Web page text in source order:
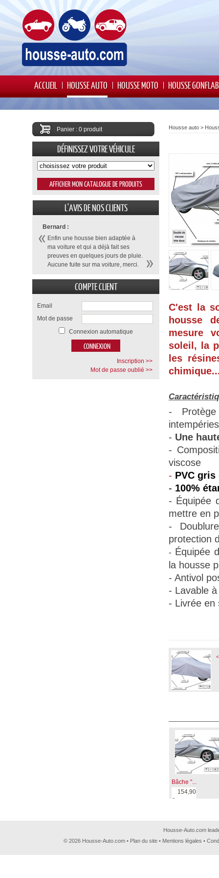
ACCUEIL HOUSSE AUTO HOUSSE MOTO HOUSSE
Housse auto >
C'est la
housse
mesure
soleil, la
les
-
- Une
-
viscose
- PVC gris
- 100%
- Équipée
mettre en
-
protection
- Équipée
la housse
- Antivol
- Lavable
- Livrée en
Bâche "...
154,90
€
Panier : 0 produit
DÉFINISSEZ VOTRE VÉHICULE
L'AVIS DE NOS CLIENTS
Bernard :
Enfin une housse bien adaptée à
ma voiture et qui a déjà fait ses
preuves en quelques jours de pluie.
Aucune fuite sur ma voiture, merci.
COMPTE CLIENT
Email
Mot de passe
Connexion automatique
Inscription >>
Mot de passe oublié >>
Housse-Auto.com
© 2026 Housse-Auto.com • Plan du site • Mentions légales •